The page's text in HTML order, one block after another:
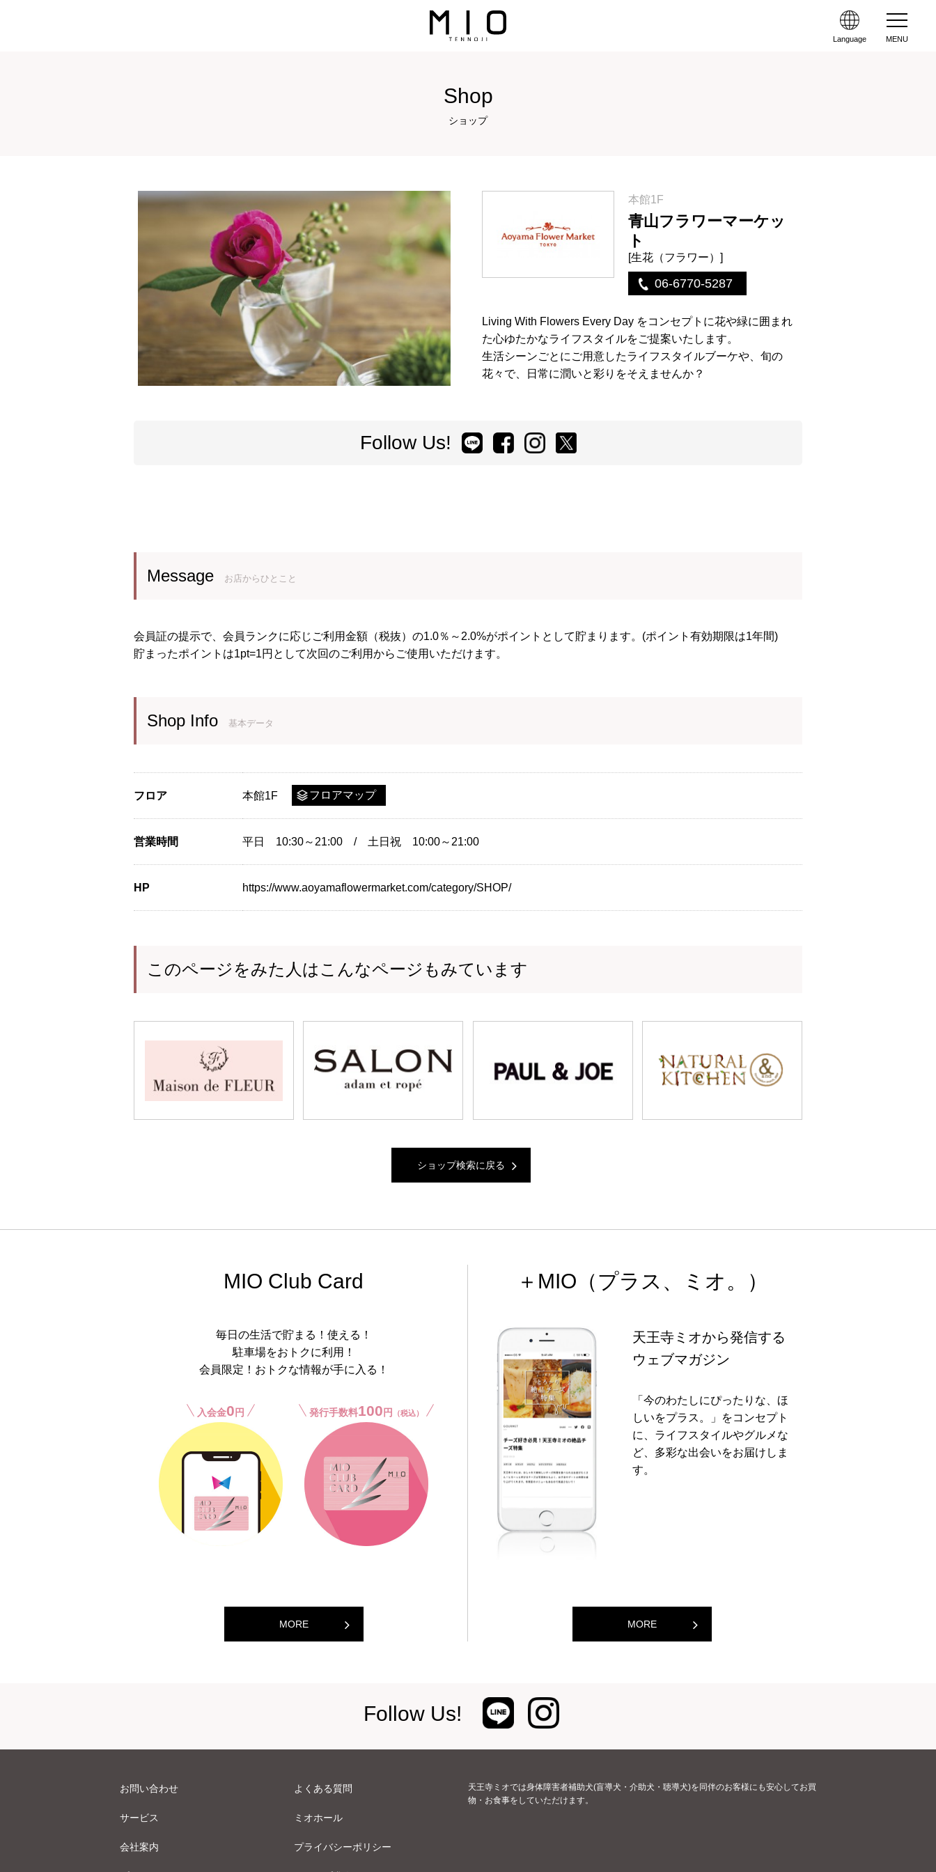
Language MENU
Shop
ショップ
本館1F
青山フラワーマーケッ
ト
[生花（フラワー）]
06-6770-5287
Living With Flowers Every Day をコンセプトに花や緑に囲まれ
た心ゆたかなライフスタイルをご提案いたします。
生活シーンごとにご用意したライフスタイルブーケや、旬の
花々で、日常に潤いと彩りをそえませんか？
Follow Us!
Message お店からひとこと
会員証の提示で、会員ランクに応じご利用金額（税抜）の1.0％～2.0%がポイントとして貯まります。(ポイント有効期限は1年間)
貯まったポイントは1pt=1円として次回のご利用からご使用いただけます。
Shop Info 基本データ
フロア 本館1F フロアマップ
営業時間 平日 10:30～21:00 / 土日祝 10:00～21:00
HP https://www.aoyamaflowermarket.com/category/SHOP/
このページをみた人はこんなページもみています
ショップ検索に戻る
MIO Club Card
毎日の生活で貯まる！使える！
駐車場をおトクに利用！
会員限定！おトクな情報が手に入る！
入会金0円 発行手数料100円 （税込）
MORE
＋MIO （プラス、ミオ。）
天王寺ミオから発信する
ウェブマガジン
「今のわたしにぴったりな、ほ
しいをプラス。」をコンセプト
に、ライフスタイルやグルメな
ど、多彩な出会いをお届けしま
す。
MORE
Follow Us!
お問い合わせ よくある質問
サービス ミオホール
会社案内 プライバシーポリシー
天王寺ミオでは身体障害者補助犬(盲導犬・介助犬・聴導犬)を同伴のお客様にも安心してお買
物・お食事をしていただけます。